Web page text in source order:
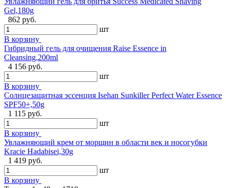
Gel,180g
862 руб.
шт
В корзину
Гибридный гель для очищения Raise Essence in
Cleansing,200ml
4 156 руб.
шт
В корзину
Солнцезащитная эссенция Isehan Sunkiller Perfect Water Essence
SPF50+,50g
1 115 руб.
шт
В корзину
Увлажняющий крем от морщин в области век и носогубки
Kracie Hadabisei,30g
1 419 руб.
шт
В корзину